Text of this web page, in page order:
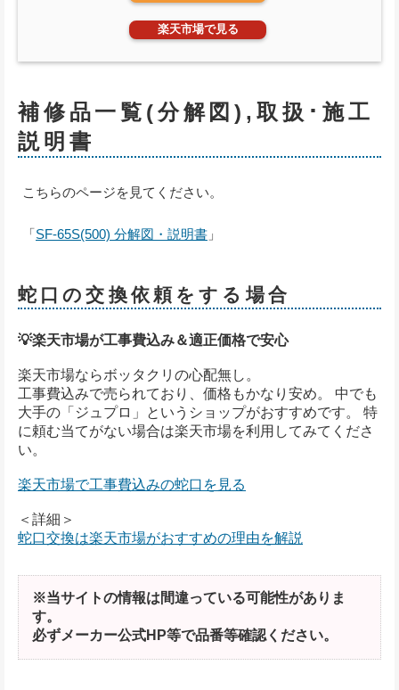
楽天市場で見る
補修品一覧(分解図),取扱･施工
説明書
こちらのページを見てください。
「SF-65S(500) 分解図・説明書 」
蛇口の交換依頼をする場合
💡楽天市場が工事費込み＆適正価格で安心
楽天市場ならボッタクリの心配無し。
工事費込みで売られており、価格もかなり安め。 中でも
大手の「ジュプロ」というショップがおすすめです。 特
に頼む当てがない場合は楽天市場を利用してみてくださ
い。
楽天市場で工事費込みの蛇口を見る
＜詳細＞
蛇口交換は楽天市場がおすすめの理由を解説
※当サイトの情報は間違っている可能性がありま
す。
必ずメーカー公式HP等で品番等確認ください。